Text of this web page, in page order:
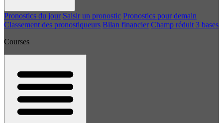
Pronostics du jour Saisir un pronostic Pronostics pour demain
Classement des pronostiqueurs Bilan financier Champ réduit 3 bases
Courses